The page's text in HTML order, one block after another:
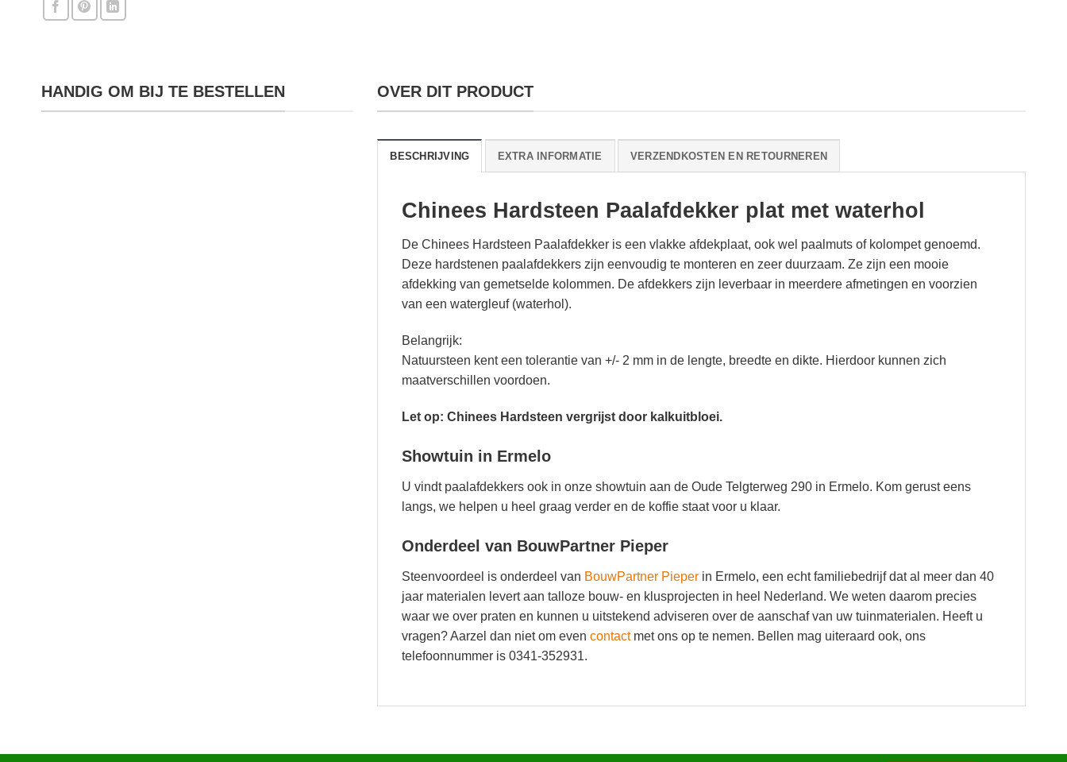
HANDIG OM BIJ TE BESTELLEN OVER DIT PRODUCT
BESCHRIJVING EXTRA INFORMATIE VERZENDKOSTEN EN RETOURNEREN
Chinees Hardsteen Paalafdekker plat met waterhol
De Chinees Hardsteen Paalafdekker is een vlakke afdekplaat, ook wel paalmuts of kolompet genoemd.
Deze hardstenen paalafdekkers zijn eenvoudig te monteren en zeer duurzaam. Ze zijn een mooie
afdekking van gemetselde kolommen. De afdekkers zijn leverbaar in meerdere afmetingen en voorzien
van een watergleuf (waterhol).
Belangrijk:
Natuursteen kent een tolerantie van +/- 2 mm in de lengte, breedte en dikte. Hierdoor kunnen zich
maatverschillen voordoen.
Let op: Chinees Hardsteen vergrijst door kalkuitbloei.
Showtuin in Ermelo
U vindt paalafdekkers ook in onze showtuin aan de Oude Telgterweg 290 in Ermelo. Kom gerust eens
langs, we helpen u heel graag verder en de koffie staat voor u klaar.
Onderdeel van BouwPartner Pieper
Steenvoordeel is onderdeel van BouwPartner Pieper in Ermelo, een echt familiebedrijf dat al meer dan 40
jaar materialen levert aan talloze bouw- en klusprojecten in heel Nederland. We weten daarom precies
waar we over praten en kunnen u uitstekend adviseren over de aanschaf van uw tuinmaterialen. Heeft u
vragen? Aarzel dan niet om evencontact met ons op te nemen. Bellen mag uiteraard ook, ons
telefoonnummer is 0341-352931.